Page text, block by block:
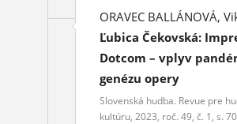
ORAVEC BALLÁNOVÁ,
Ľubica Čekovská:
Dotcom – vplyv
genézu opery
Slovenská hudba. Revue pre
kultúru, 2023, roč. 49, č. 1, s.